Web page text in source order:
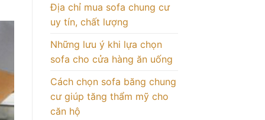
Địa chỉ mua sofa chung cư
uy tín, chất lượng
Những lưu ý khi lựa chọn
sofa cho cửa hàng ăn uống
Cách chọn sofa băng chung
cư giúp tăng thẩm mỹ cho
căn hộ